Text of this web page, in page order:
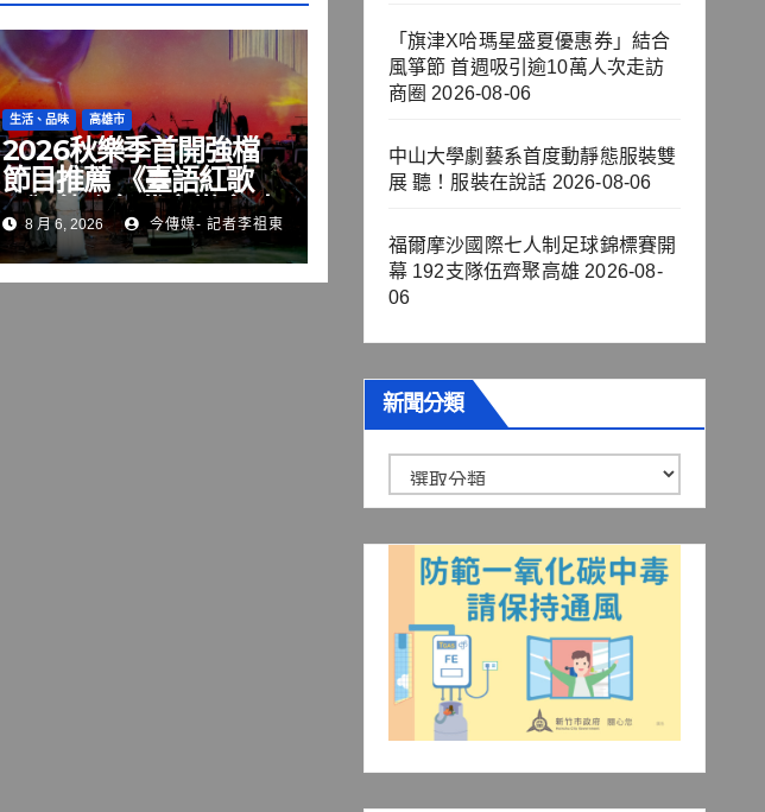
生活、品味 高雄市
2026秋樂季首開強檔
節目推薦 《臺語紅歌
Ⅲ》彼个年代音樂會 臺
語紅歌繼續唱給你聽
8 月 6, 2026 今傳媒- 記者李祖東
「旗津X哈瑪星盛夏優惠券」結合
風箏節 首週吸引逾10萬人次走訪
商圈 2026-08-06
中山大學劇藝系首度動靜態服裝雙
展 聽！服裝在說話 2026-08-06
福爾摩沙國際七人制足球錦標賽開
幕 192支隊伍齊聚高雄 2026-08-
06
新聞分類
聞
分